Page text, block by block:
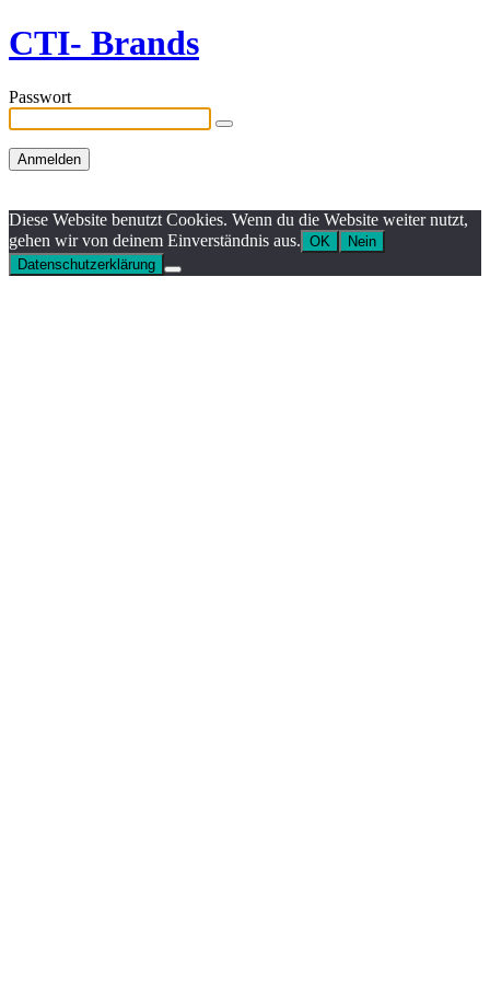
CTI- Brands
Passwort
Diese Website benutzt Cookies. Wenn du die Website weiter nutzt,
gehen wir von deinem Einverständnis aus. OK
Nein
Datenschutzerklärung